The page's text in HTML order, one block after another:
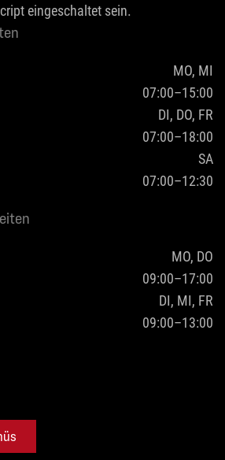
eingeschaltet sein.
MO, MI
07:00–15:00
DI, DO, FR
07:00–18:00
SA
07:00–12:30
MO, DO
09:00–17:00
DI, MI, FR
09:00–13:00